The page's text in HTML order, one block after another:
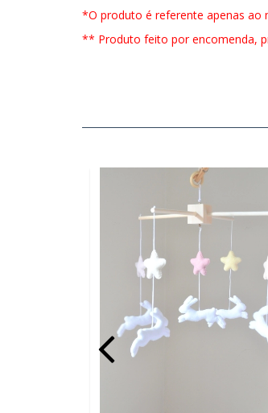
*O produto é referente apenas ao
** Produto feito por encomenda,